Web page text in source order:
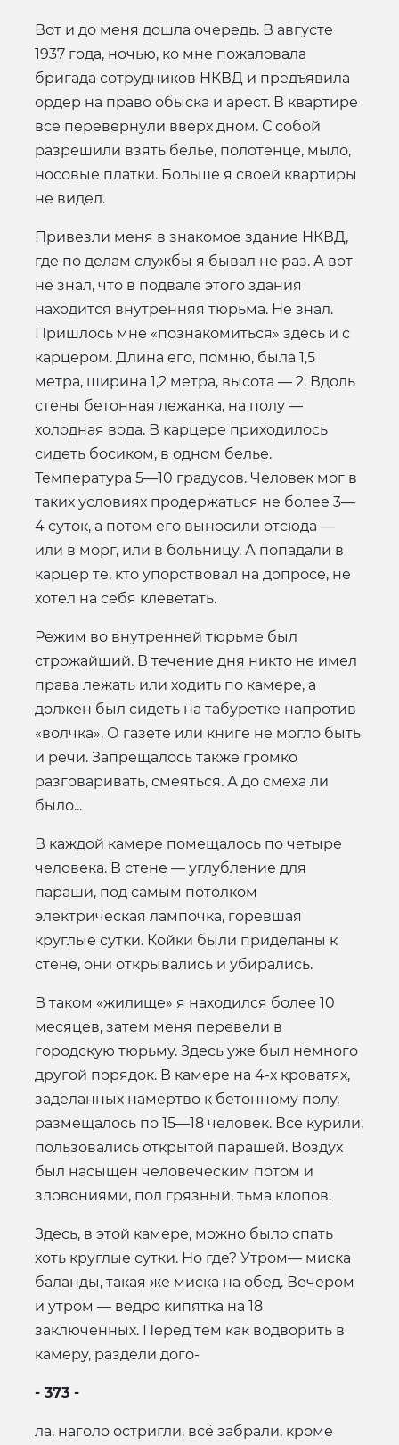
Вот и до меня дошла очередь. В августе
1937 года, ночью, ко мне пожаловала
бригада сотрудников НКВД и предъявила
ордер на право обыска и арест. В квартире
все перевернули вверх дном. С собой
разрешили взять белье, полотенце, мыло,
носовые платки. Больше я своей квартиры
не видел.
Привезли меня в знакомое здание НКВД,
где по делам службы я бывал не раз. А вот
не знал, что в подвале этого здания
находится внутренняя тюрьма. Не знал.
Пришлось мне «познакомиться» здесь и с
карцером. Длина его, помню, была 1,5
метра, ширина 1,2 метра, высота — 2. Вдоль
стены бетонная лежанка, на полу —
холодная вода. В карцере приходилось
сидеть босиком, в одном белье.
Температура 5—10 градусов. Человек мог в
таких условиях продержаться не более 3—
4 суток, а потом его выносили отсюда —
или в морг, или в больницу. А попадали в
карцер те, кто упорствовал на допросе, не
хотел на себя клеветать.
Режим во внутренней тюрьме был
строжайший. В течение дня никто не имел
права лежать или ходить по камере, а
должен был сидеть на табуретке напротив
«волчка». О газете или книге не могло быть
и речи. Запрещалось также громко
разговаривать, смеяться. А до смеха ли
было...
В каждой камере помещалось по четыре
человека. В стене — углубление для
параши, под самым потолком
электрическая лампочка, горевшая
круглые сутки. Койки были приделаны к
стене, они открывались и убирались.
В таком «жилище» я находился более 10
месяцев, затем меня перевели в
городскую тюрьму. Здесь уже был немного
другой порядок. В камере на 4-х кроватях,
заделанных намертво к бетонному полу,
размещалось по 15—18 человек. Все курили,
пользовались открытой парашей. Воздух
был насыщен человеческим потом и
зловониями, пол грязный, тьма клопов.
Здесь, в этой камере, можно было спать
хоть круглые сутки. Но где? Утром— миска
баланды, такая же миска на обед. Вечером
и утром — ведро кипятка на 18
заключенных. Перед тем как водворить в
камеру, раздели дого-
- 373 -
ла, наголо остригли, всё забрали, кроме